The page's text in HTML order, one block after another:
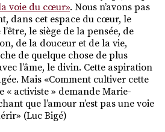
voie du cœur». Nous n’avons pas
dans cet espace du cœur, le
le siège de la pensée, de
de la douceur et de la vie,
de quelque chose de plus
l’âme, le divin. Cette aspiration
Mais «Comment cultiver cette
« activiste » demande Marie-
que l’amour n’est pas une voie
(Luc Bigé)